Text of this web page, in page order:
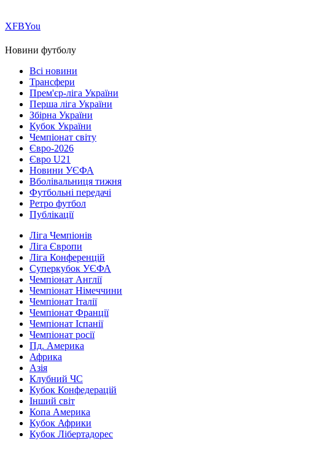
ХFBYou
Новини футболу
Всі новини
Трансфери
Прем'єр-ліга України
Перша ліга України
Збірна України
Кубок України
Чемпіонат світу
Євро-2026
Євро U21
Новини УЄФА
Вболівальниця тижня
Футбольні передачі
Ретро футбол
Публікації
Ліга Чемпіонів
Ліга Європи
Ліга Конференцій
Суперкубок УЄФА
Чемпіонат Англії
Чемпіонат Німеччини
Чемпіонат Італії
Чемпіонат Франції
Чемпіонат Іспанії
Чемпіонат росії
Пд. Америка
Африка
Азія
Клубний ЧС
Кубок Конфедерацій
Інший світ
Копа Америка
Кубок Африки
Кубок Лібертадорес